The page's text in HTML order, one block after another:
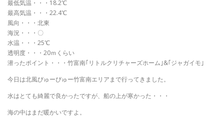
最低気温・・・18.2℃
最高気温・・・22.4℃
風向・・・北東
海況・・・〇
水温・・・25℃
透明度・・・20ｍくらい
潜ったポイント・・・竹富南｢リトルクリチャーズホーム｣&｢ジャガイモ｣
今日は北風ぴゅーぴゅー竹富南エリアまで行ってきました。
水はとても綺麗で良かったですが、船の上が寒かった・・・
海の中はまだ暖かいですよ。